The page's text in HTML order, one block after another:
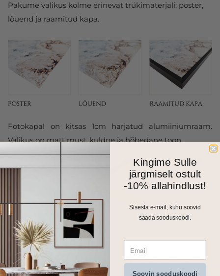
Pakume valikus kolme erinevat trükimaterjali: poster,
lõuend ja raamitud kapa.
Fotokapal on kitsas 1cm harjatud alumiiniumraam.
Valikus on matt must, kuldne ja hõbedane toon.
Kõik meie seinapildid, fotolõuendid ja kapad trükitakse
Kingime Sulle
järgmiselt ostult
-10% allahindlust!
Sisesta e-mail, kuhu soovid
saada sooduskoodi.
Soovin sooduskoodi